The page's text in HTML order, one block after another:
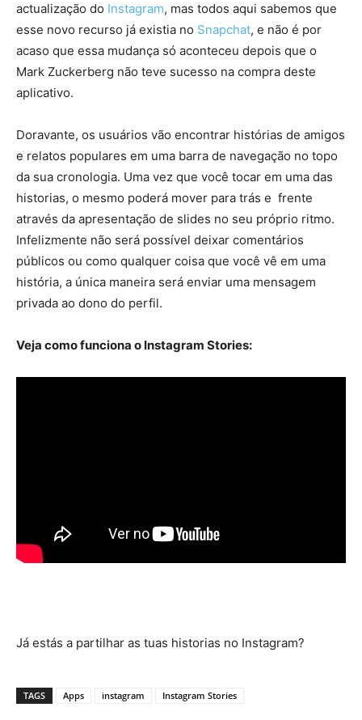
actualização do Instagram, mas todos aqui sabemos que
esse novo recurso já existia no Snapchat, e não é por
acaso que essa mudança só aconteceu depois que o
Mark Zuckerberg não teve sucesso na compra deste
aplicativo.
Doravante, os usuários vão encontrar histórias de amigos
e relatos populares em uma barra de navegação no topo
da sua cronologia. Uma vez que você tocar em uma das
historias, o mesmo poderá mover para trás e frente
através da apresentação de slides no seu próprio ritmo.
Infelizmente não será possível deixar comentários
públicos ou como qualquer coisa que você vê em uma
história, a única maneira será enviar uma mensagem
privada ao dono do perfil.
Veja como funciona o Instagram Stories:
Já estás a partilhar as tuas historias no Instagram?
TAGS Apps instagram Instagram Stories